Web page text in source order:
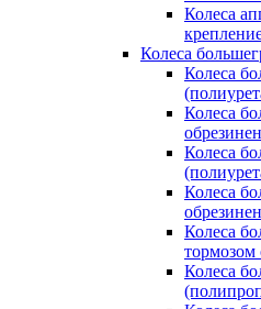
Колеса
Колеса
Колеса
Колеса
Колеса
Колеса
Колеса
тормозом
Колеса